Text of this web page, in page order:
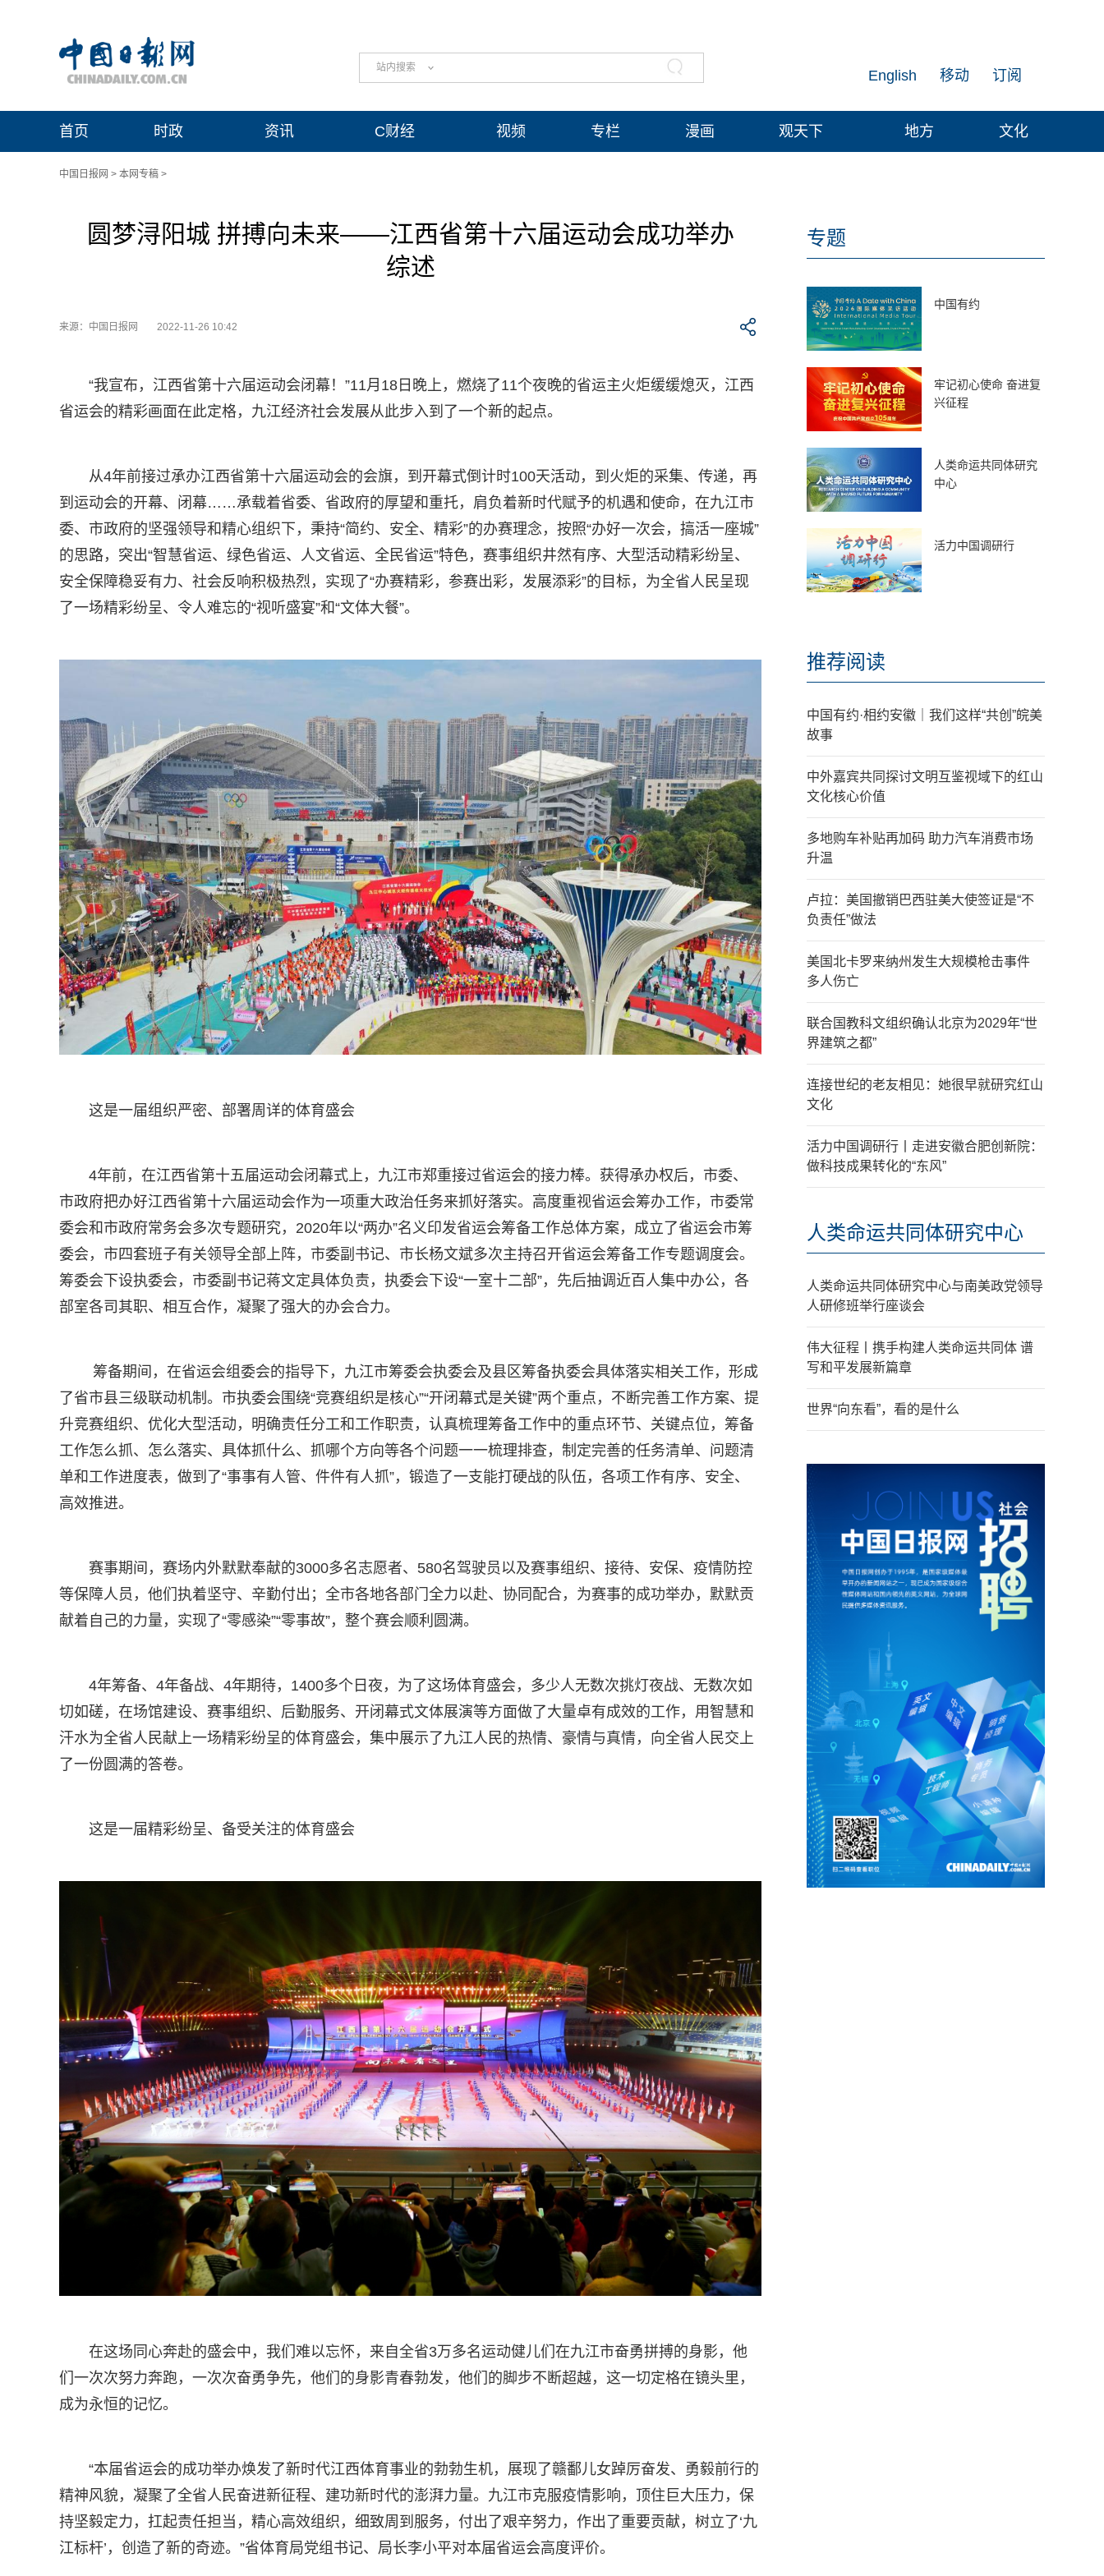
站内搜索 订阅
移动
English
首页 时政 资讯 C财经 视频 专栏 漫画 观天下 地方 文化
中国日报网 > 本网专稿 >
圆梦浔阳城 拼搏向未来——江西省第十六届运动会成功举办
综述
来源：中国日报网 2022-11-26 10:42
“我宣布，江西省第十六届运动会闭幕！”11月18日晚上，燃烧了11个夜晚的省运主火炬缓缓熄灭，江西
省运会的精彩画面在此定格，九江经济社会发展从此步入到了一个新的起点。
从4年前接过承办江西省第十六届运动会的会旗，到开幕式倒计时100天活动，到火炬的采集、传递，再
到运动会的开幕、闭幕……承载着省委、省政府的厚望和重托，肩负着新时代赋予的机遇和使命，在九江市
委、市政府的坚强领导和精心组织下，秉持“简约、安全、精彩”的办赛理念，按照“办好一次会，搞活一座城”
的思路，突出“智慧省运、绿色省运、人文省运、全民省运”特色，赛事组织井然有序、大型活动精彩纷呈、
安全保障稳妥有力、社会反响积极热烈，实现了“办赛精彩，参赛出彩，发展添彩”的目标，为全省人民呈现
了一场精彩纷呈、令人难忘的“视听盛宴”和“文体大餐”。
这是一届组织严密、部署周详的体育盛会
4年前，在江西省第十五届运动会闭幕式上，九江市郑重接过省运会的接力棒。获得承办权后，市委、
市政府把办好江西省第十六届运动会作为一项重大政治任务来抓好落实。高度重视省运会筹办工作，市委常
委会和市政府常务会多次专题研究，2020年以“两办”名义印发省运会筹备工作总体方案，成立了省运会市筹
委会，市四套班子有关领导全部上阵，市委副书记、市长杨文斌多次主持召开省运会筹备工作专题调度会。
筹委会下设执委会，市委副书记蒋文定具体负责，执委会下设“一室十二部”，先后抽调近百人集中办公，各
部室各司其职、相互合作，凝聚了强大的办会合力。
筹备期间，在省运会组委会的指导下，九江市筹委会执委会及县区筹备执委会具体落实相关工作，形成
了省市县三级联动机制。市执委会围绕“竞赛组织是核心”“开闭幕式是关键”两个重点，不断完善工作方案、提
升竞赛组织、优化大型活动，明确责任分工和工作职责，认真梳理筹备工作中的重点环节、关键点位，筹备
工作怎么抓、怎么落实、具体抓什么、抓哪个方向等各个问题一一梳理排查，制定完善的任务清单、问题清
单和工作进度表，做到了“事事有人管、件件有人抓”，锻造了一支能打硬战的队伍，各项工作有序、安全、
高效推进。
赛事期间，赛场内外默默奉献的3000多名志愿者、580名驾驶员以及赛事组织、接待、安保、疫情防控
等保障人员，他们执着坚守、辛勤付出；全市各地各部门全力以赴、协同配合，为赛事的成功举办，默默贡
献着自己的力量，实现了“零感染”“零事故”，整个赛会顺利圆满。
4年筹备、4年备战、4年期待，1400多个日夜，为了这场体育盛会，多少人无数次挑灯夜战、无数次如
切如磋，在场馆建设、赛事组织、后勤服务、开闭幕式文体展演等方面做了大量卓有成效的工作，用智慧和
汗水为全省人民献上一场精彩纷呈的体育盛会，集中展示了九江人民的热情、豪情与真情，向全省人民交上
了一份圆满的答卷。
这是一届精彩纷呈、备受关注的体育盛会
在这场同心奔赴的盛会中，我们难以忘怀，来自全省3万多名运动健儿们在九江市奋勇拼搏的身影，他
们一次次努力奔跑，一次次奋勇争先，他们的身影青春勃发，他们的脚步不断超越，这一切定格在镜头里，
成为永恒的记忆。
“本届省运会的成功举办焕发了新时代江西体育事业的勃勃生机，展现了赣鄱儿女踔厉奋发、勇毅前行的
精神风貌，凝聚了全省人民奋进新征程、建功新时代的澎湃力量。九江市克服疫情影响，顶住巨大压力，保
持坚毅定力，扛起责任担当，精心高效组织，细致周到服务，付出了艰辛努力，作出了重要贡献，树立了‘九
江标杆’，创造了新的奇迹。”省体育局党组书记、局长李小平对本届省运会高度评价。
专题
中国有约
牢记初心使命 奋进复
兴征程
人类命运共同体研究
中心
活力中国调研行
推荐阅读
中国有约·相约安徽｜我们这样“共创”皖美
故事
中外嘉宾共同探讨文明互鉴视域下的红山
文化核心价值
多地购车补贴再加码 助力汽车消费市场
升温
卢拉：美国撤销巴西驻美大使签证是“不
负责任”做法
美国北卡罗来纳州发生大规模枪击事件
多人伤亡
联合国教科文组织确认北京为2029年“世
界建筑之都”
连接世纪的老友相见：她很早就研究红山
文化
活力中国调研行丨走进安徽合肥创新院：
做科技成果转化的“东风”
人类命运共同体研究中心
人类命运共同体研究中心与南美政党领导
人研修班举行座谈会
伟大征程丨携手构建人类命运共同体 谱
写和平发展新篇章
世界“向东看”，看的是什么